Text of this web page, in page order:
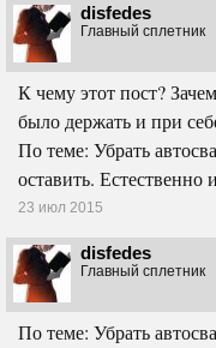
disfedes
Главный сплетник
К чему этот пост?
было держать и при
По теме: Убрать
оставить. Естественно
23 июл 2015
disfedes
Главный сплетник
По теме: Убрать